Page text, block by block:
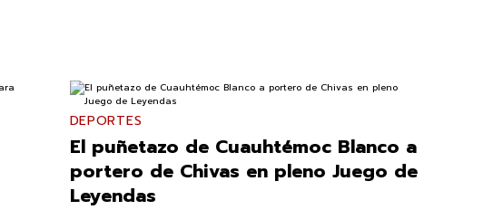
DEPORTES
El puñetazo de Cuauhtémoc Blanco a
portero de Chivas en pleno Juego de
Leyendas